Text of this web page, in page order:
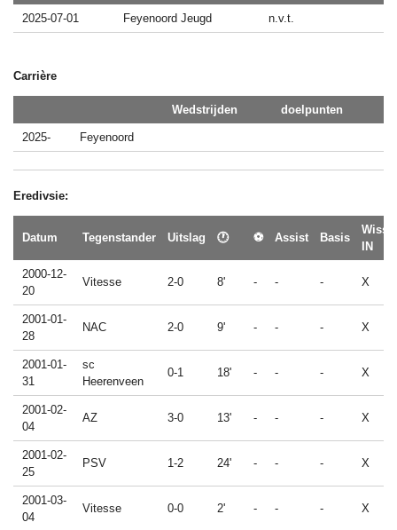
2025-07-01 Feyenoord Jeugd n.v.t.
Carrière
Wedstrijden doelpunten
2025- Feyenoord
Eredivsie:
Datum Tegenstander Uitslag 🕐 ⚽ Assist Basis
Wissel
IN
2000-12-
20
Vitesse 2-0 8' - - - X
2001-01-
28
NAC 2-0 9' - - - X
2001-01-
31
sc
Heerenveen
0-1 18' - - - X
2001-02-
04
AZ 3-0 13' - - - X
2001-02-
25
PSV 1-2 24' - - - X
2001-03-
04
Vitesse 0-0 2' - - - X